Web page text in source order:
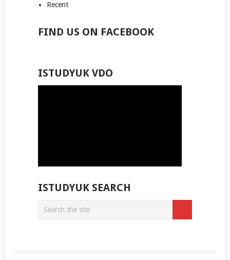
Recent
FIND US ON FACEBOOK
ISTUDYUK VDO
ISTUDYUK SEARCH